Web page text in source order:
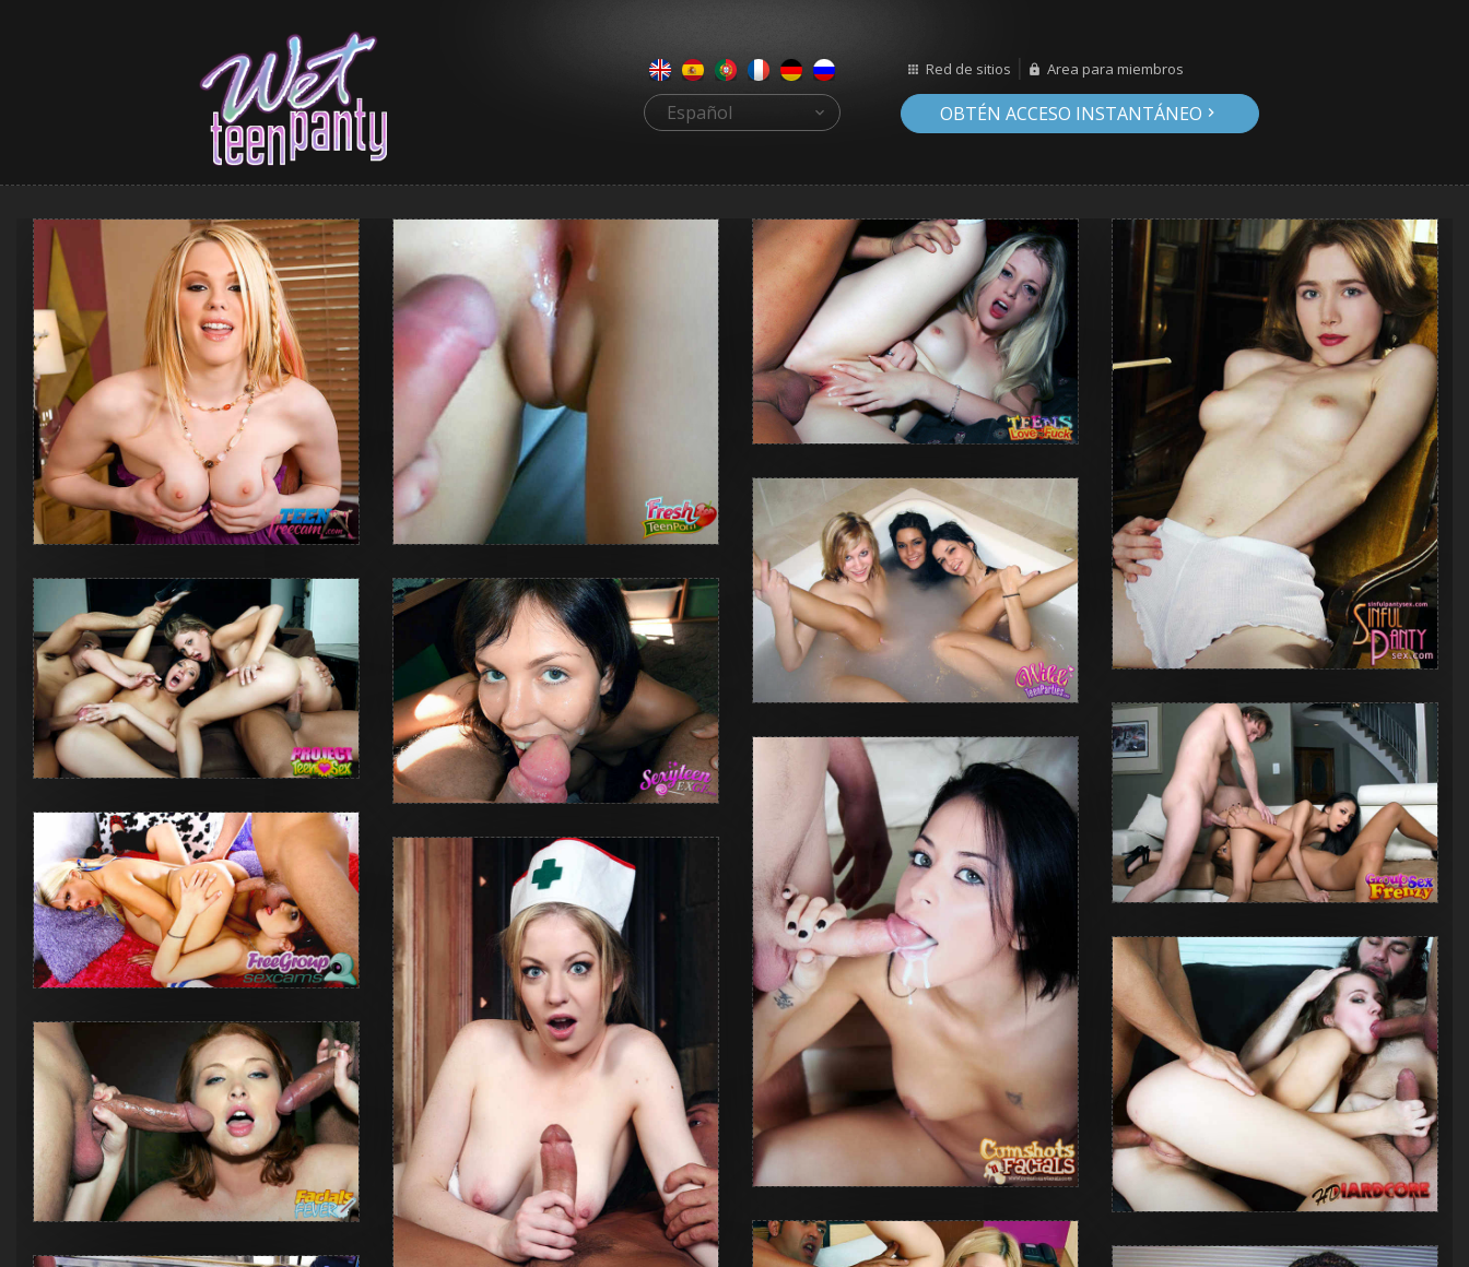
Español
Red de sitios Area para miembros
OBTÉN ACCESO INSTANTÁNEO